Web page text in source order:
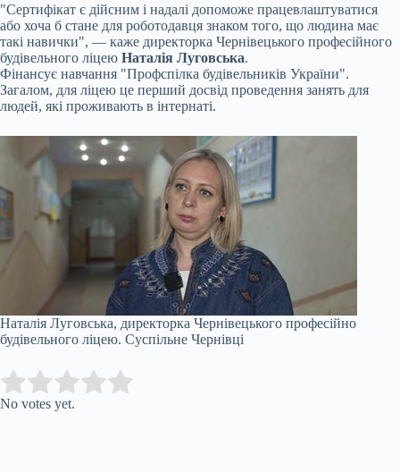
"Сертифікат є дійсним і надалі допоможе працевлаштуватися
або хоча б стане для роботодавця знаком того, що людина має
такі навички", — каже директорка Чернівецького професійного
будівельного ліцею Наталія Луговська.
Фінансує навчання "Профспілка будівельників України".
Загалом, для ліцею це перший досвід проведення занять для
людей, які проживають в інтернаті.
Наталія Луговська, директорка Чернівецького професійно
будівельного ліцею. Суспільне Чернівці
Rate this item:
No votes yet.